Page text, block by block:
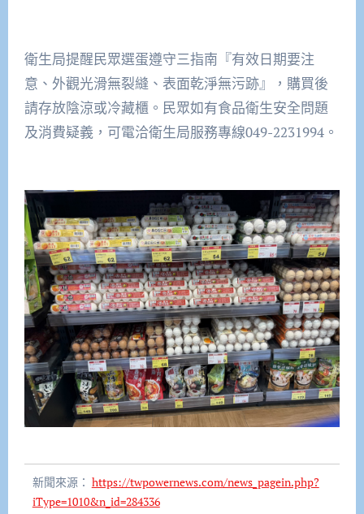
衛生局提醒民眾選蛋遵守三指南『有效日期要注
意、外觀光滑無裂縫、表面乾淨無污跡』，購買後
請存放陰涼或冷藏櫃。民眾如有食品衛生安全問題
及消費疑義，可電洽衛生局服務專線049-2231994。
新聞來源： https://twpowernews.com/news_pagein.php?
iType=1010&n_id=284336